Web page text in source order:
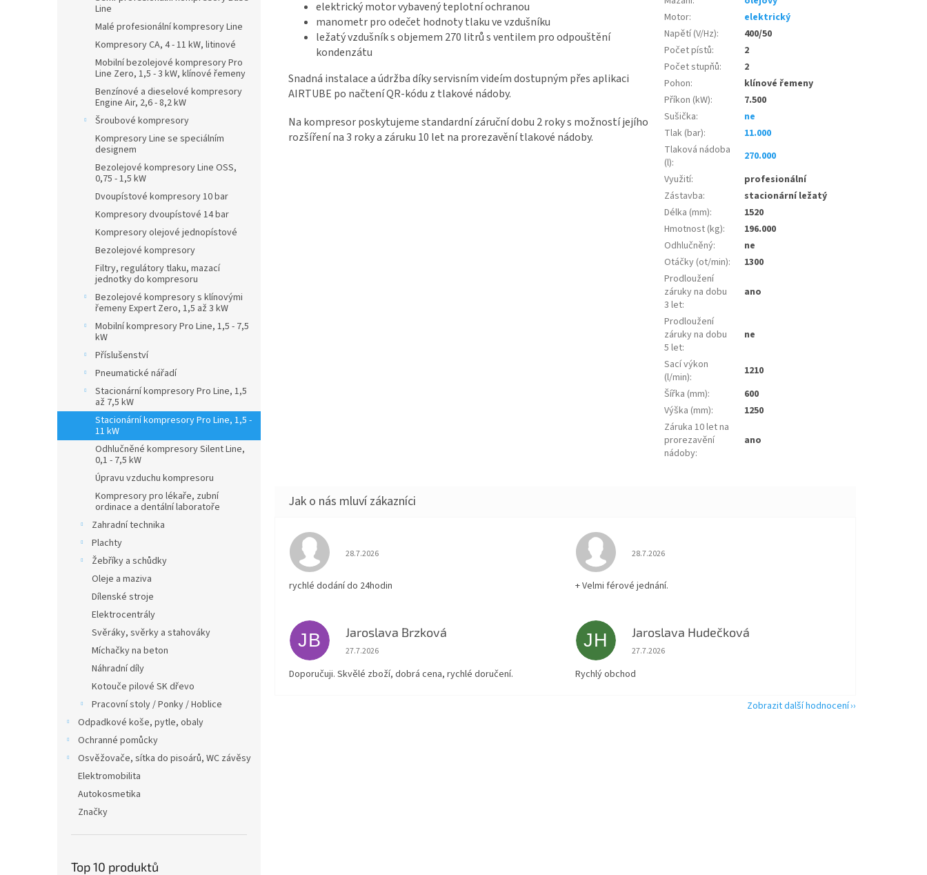
Line
Malé profesionální kompresory Line
Kompresory CA, 4 - 11 kW, litinové
Mobilní bezolejové kompresory Pro
Line Zero, 1,5 - 3 kW, klínové řemeny
Benzínové a dieselové kompresory
Engine Air, 2,6 - 8,2 kW
Šroubové kompresory
Kompresory Line se speciálním
designem
Bezolejové kompresory Line OSS,
0,75 - 1,5 kW
Dvoupístové kompresory 10 bar
Kompresory dvoupístové 14 bar
Kompresory olejové jednopístové
Bezolejové kompresory
Filtry, regulátory tlaku, mazací
jednotky do kompresoru
Bezolejové kompresory s klínovými
řemeny Expert Zero, 1,5 až 3 kW
Mobilní kompresory Pro Line, 1,5 - 7,5
kW
Příslušenství
Pneumatické nářadí
Stacionární kompresory Pro Line, 1,5
až 7,5 kW
Stacionární kompresory Pro Line, 1,5 -
11 kW
Odhlučněné kompresory Silent Line,
0,1 - 7,5 kW
Úpravu vzduchu kompresoru
Kompresory pro lékaře, zubní
ordinace a dentální laboratoře
Zahradní technika
Plachty
Žebříky a schůdky
Oleje a maziva
Dílenské stroje
Elektrocentrály
Svěráky, svěrky a stahováky
Míchačky na beton
Náhradní díly
Kotouče pilové SK dřevo
Pracovní stoly / Ponky / Hoblice
Odpadkové koše, pytle, obaly
Ochranné pomůcky
Osvěžovače, sítka do pisoárů, WC závěsy
Elektromobilita
Autokosmetika
Značky
Top 10 produktů
elektrický motor vybavený teplotní ochranou
manometr pro odečet hodnoty tlaku ve vzdušníku
ležatý vzdušník s objemem 270 litrů s ventilem pro odpouštění
kondenzátu
Snadná instalace a údržba díky servisním videím dostupným přes aplikaci
AIRTUBE po načtení QR-kódu z tlakové nádoby.
Na kompresor poskytujeme standardní záruční dobu 2 roky s možností jejího
rozšíření na 3 roky a záruku 10 let na prorezavění tlakové nádoby.
Motor:
elektrický
Napětí (V/Hz):
400/50
Počet pístů:
2
Počet stupňů:
2
Pohon:
klínové řemeny
Příkon (kW):
7.500
Sušička:
ne
Tlak (bar):
11.000
Tlaková nádoba
(l):
270.000
Využití:
profesionální
Zástavba:
stacionární ležatý
Délka (mm):
1520
Hmotnost (kg):
196.000
Odhlučněný:
ne
Otáčky (ot/min):
1300
Prodloužení
záruky na dobu
3 let:
ano
Prodloužení
záruky na dobu
5 let:
ne
Sací výkon
(l/min):
1210
Šířka (mm):
600
Výška (mm):
1250
Záruka 10 let na
prorezavění
nádoby:
ano
Hodnocení obchodu je 5 z 5 hvězdiček.
28.7.2026
rychlé dodání do 24hodin
Hodnocení obchodu je 5 z 5 hvězdiček.
28.7.2026
+ Velmi férové jednání.
JB Jaroslava Brzková
Hodnocení obchodu je 5 z 5 hvězdiček.
27.7.2026
Doporučuji. Skvělé zboží, dobrá cena, rychlé doručení.
JH Jaroslava Hudečková
Hodnocení obchodu je 5 z 5 hvězdiček.
27.7.2026
Rychlý obchod
Zobrazit další hodnocení